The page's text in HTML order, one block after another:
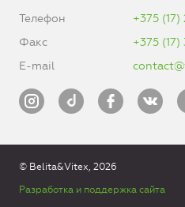
Телефон
+375 (17)
Факс
+375
E-mail
© Belita&Vitex, 2026
Разработка и поддержка сайта